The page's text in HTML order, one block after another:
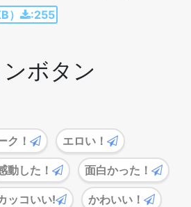
） :255
ボタン
ク！ エロい！
動した！ 面白かった！
ッコいい! かわいい！